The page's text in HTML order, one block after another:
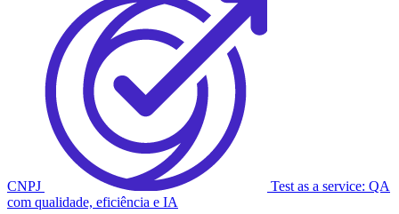
CNPJ
Test as a service: QA
com qualidade, eficiência e IA